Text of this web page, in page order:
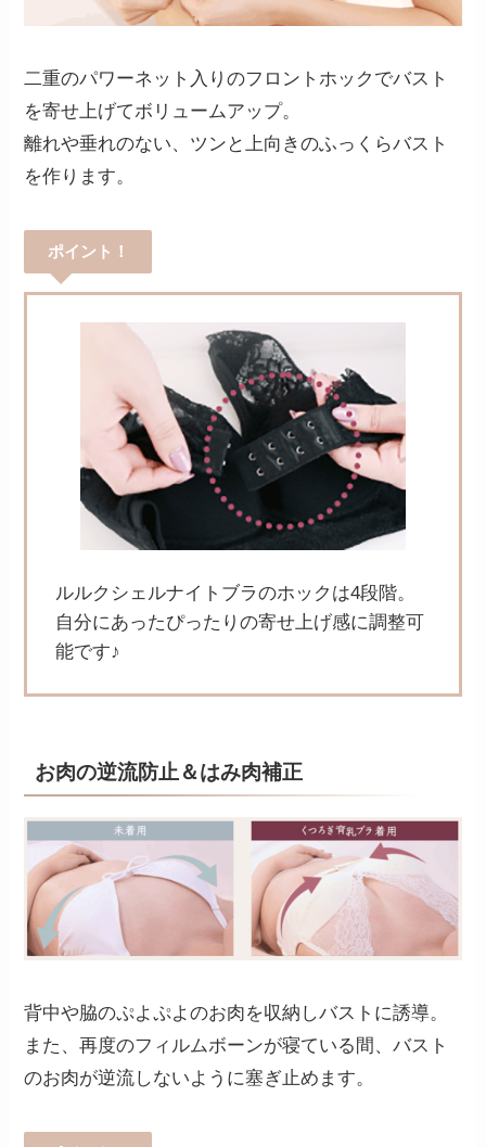
二重のパワーネット入りのフロントホックでバスト
を寄せ上げてボリュームアップ。
離れや垂れのない、ツンと上向きのふっくらバスト
を作ります。
ポイント！
ルルクシェルナイトブラのホックは4段階。
自分にあったぴったりの寄せ上げ感に調整可
能です♪
お肉の逆流防止＆はみ肉補正
背中や脇のぷよぷよのお肉を収納しバストに誘導。
また、再度のフィルムボーンが寝ている間、バスト
のお肉が逆流しないように塞ぎ止めます。